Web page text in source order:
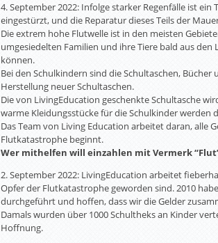
4. September 2022: Infolge starker Regenfälle ist
eingestürzt, und die Reparatur dieses Teils der
Die extrem hohe Flutwelle ist in den meisten
umgesiedelten Familien und ihre Tiere bald aus
können.
Bei den Schulkindern sind die Schultaschen,
Herstellung neuer Schultaschen.
Die von LivingEducation geschenkte Schultasche
warme Kleidungsstücke für die Schulkinder werden
Das Team von Living Education arbeitet daran, alle
Flutkatastrophe beginnt.
Wer mithelfen will einzahlen mit Vermerk
2. September 2022: LivingEducation arbeitet
Opfer der Flutkatastrophe geworden sind. 2010
durchgeführt und hoffen, dass wir die Gelder
Damals wurden über 1000 Schultheks an Kinder
Hoffnung.